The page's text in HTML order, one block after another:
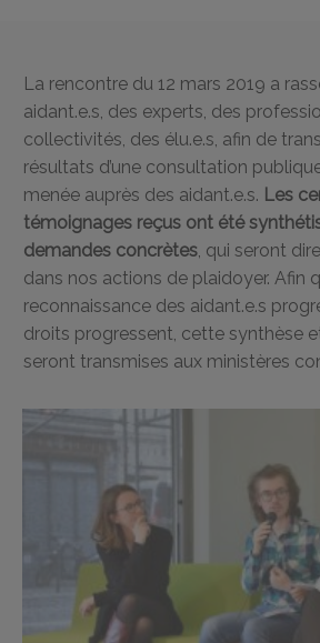
La rencontre du 12 mars 2019 a
aidant.e.s, des experts, des
collectivités, des élu.e.s, afin de
résultats d’une consultation
menée auprès des aidant.e.s. Les
témoignages reçus ont été
demandes concrètes, qui seront
dans nos actions de plaidoyer. Afin
reconnaissance des aidant.e.s
droits progressent, cette synthèse
seront transmises aux ministères